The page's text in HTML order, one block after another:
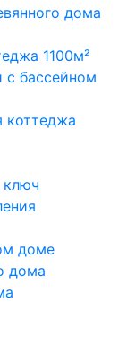
дома
1100м²
с бассейном
коттеджа
ключ
доме
дома